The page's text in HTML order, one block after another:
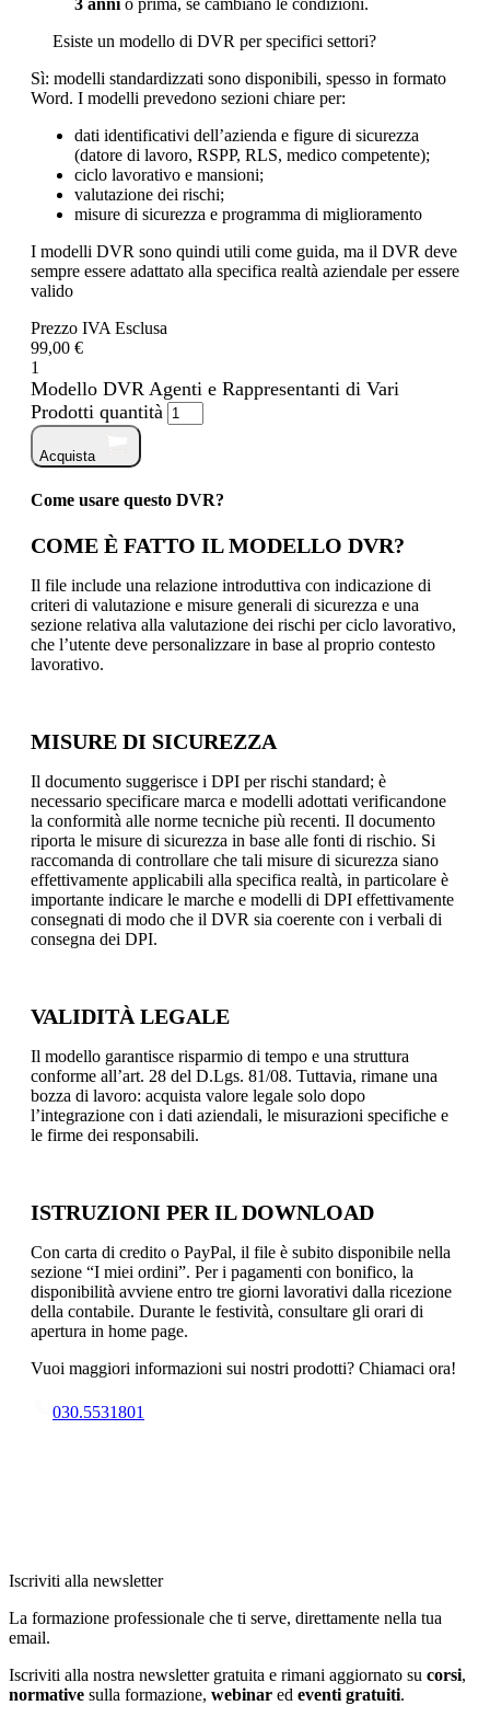
Esiste un modello di DVR per specifici settori?
Sì: modelli standardizzati sono disponibili, spesso in formato
Word. I modelli prevedono sezioni chiare per:
dati identificativi dell’azienda e figure di sicurezza
(datore di lavoro, RSPP, RLS, medico competente);
ciclo lavorativo e mansioni;
valutazione dei rischi;
misure di sicurezza e programma di miglioramento
I modelli DVR sono quindi utili come guida, ma il DVR deve
sempre essere adattato alla specifica realtà aziendale per essere
valido
Prezzo IVA Esclusa
99,00 €
1
Modello DVR Agenti e Rappresentanti di Vari
Prodotti quantità
Acquista
Come usare questo DVR?
COME È FATTO IL MODELLO DVR?
Il file include una relazione introduttiva con indicazione di
criteri di valutazione e misure generali di sicurezza e una
sezione relativa alla valutazione dei rischi per ciclo lavorativo,
che l’utente deve personalizzare in base al proprio contesto
lavorativo.
MISURE DI SICUREZZA
Il documento suggerisce i DPI per rischi standard; è
necessario specificare marca e modelli adottati verificandone
la conformità alle norme tecniche più recenti. Il documento
riporta le misure di sicurezza in base alle fonti di rischio. Si
raccomanda di controllare che tali misure di sicurezza siano
effettivamente applicabili alla specifica realtà, in particolare è
importante indicare le marche e modelli di DPI effettivamente
consegnati di modo che il DVR sia coerente con i verbali di
consegna dei DPI.
VALIDITÀ LEGALE
Il modello garantisce risparmio di tempo e una struttura
conforme all’art. 28 del D.Lgs. 81/08. Tuttavia, rimane una
bozza di lavoro: acquista valore legale solo dopo
l’integrazione con i dati aziendali, le misurazioni specifiche e
le firme dei responsabili.
ISTRUZIONI PER IL DOWNLOAD
Con carta di credito o PayPal, il file è subito disponibile nella
sezione “I miei ordini”. Per i pagamenti con bonifico, la
disponibilità avviene entro tre giorni lavorativi dalla ricezione
della contabile. Durante le festività, consultare gli orari di
apertura in home page.
Vuoi maggiori informazioni sui nostri prodotti? Chiamaci ora!
030.5531801
Iscriviti alla newsletter
La formazione professionale che ti serve, direttamente nella tua
email.
Iscriviti alla nostra newsletter gratuita e rimani aggiornato su corsi,
normative sulla formazione, webinar ed eventi gratuiti.